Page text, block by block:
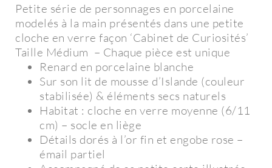
Petite série de personnages en porcelaine
modelés à la main présentés dans une petite
cloche en verre façon ‘Cabinet de Curiosités’
Taille Médium – Chaque pièce est unique
Renard en porcelaine blanche
Sur son lit de mousse d’Islande (couleur
stabilisée) & éléments secs naturels
Habitat : cloche en verre moyenne (6/11
cm) – socle en liège
Détails dorés à l’or fin et engobe rose –
émail partiel